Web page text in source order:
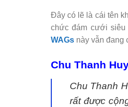
Đây có lẽ là cái tên
chức đám cưới siêu
WAGs này vẫn đang
Chu Thanh
Chu Thanh
rất được